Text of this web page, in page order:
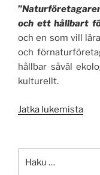
”
och ett hållbart
och en som vill
och
hållbar såväl
kulturellt.
Jatka lukemista